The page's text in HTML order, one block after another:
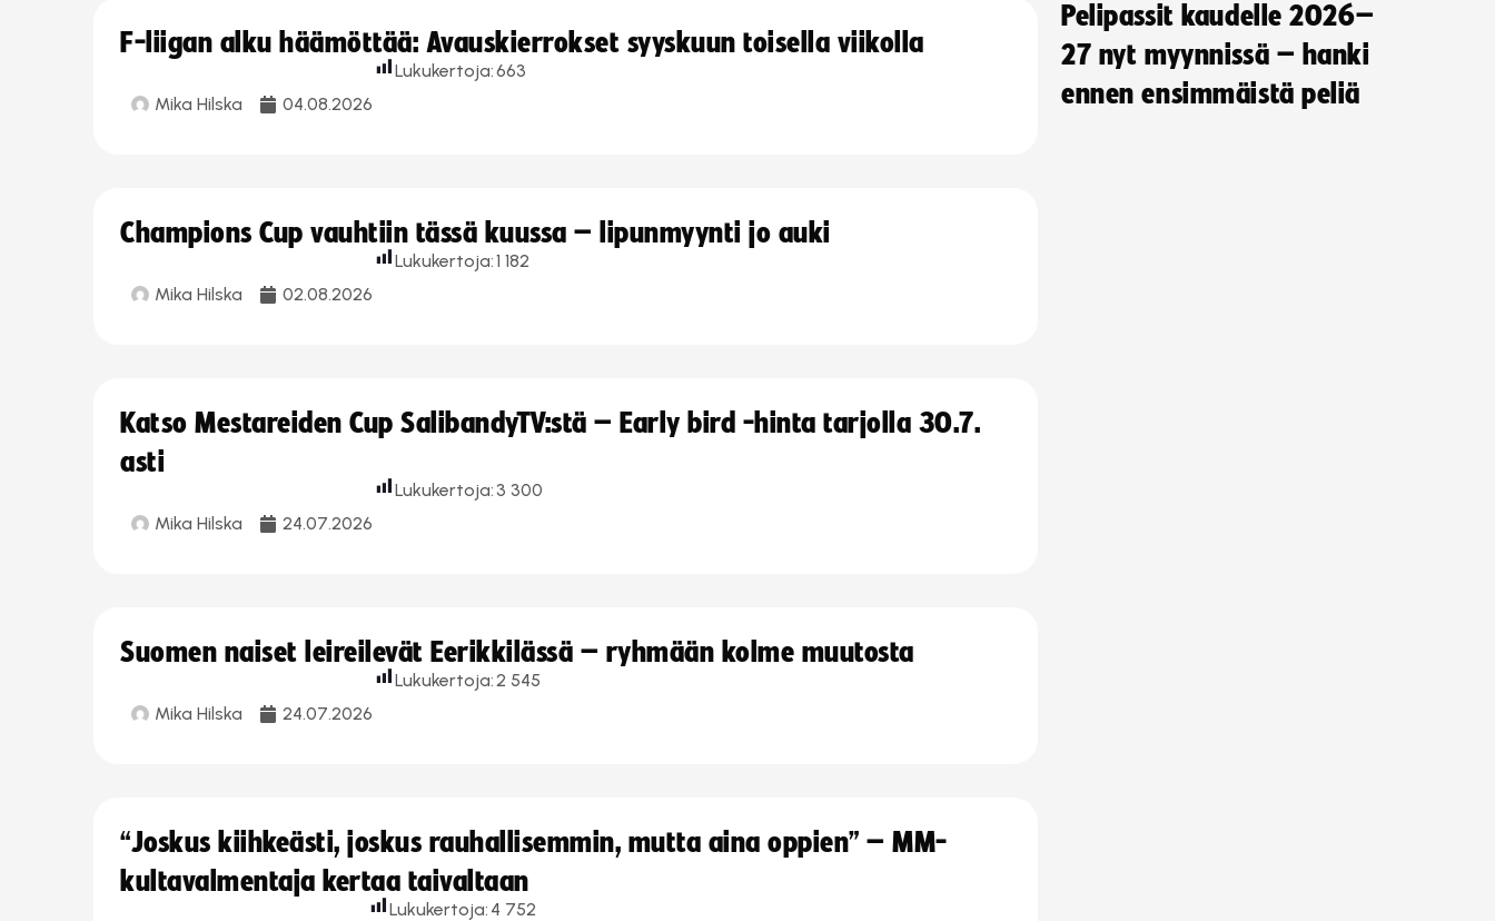
F-liigan alku häämöttää: Avauskierrokset syyskuun toisella viikolla
Mika Hilska 04.08.2026
Lukukertoja:663
Champions Cup vauhtiin tässä kuussa – lipunmyynti jo auki
Mika Hilska 02.08.2026
Lukukertoja:1 182
Katso Mestareiden Cup SalibandyTV:stä – Early bird -hinta tarjolla 30.7.
asti
Mika Hilska 24.07.2026
Lukukertoja: 3 300
Suomen naiset leireilevät Eerikkilässä – ryhmään kolme muutosta
Mika Hilska 24.07.2026
Lukukertoja:2 545
“Joskus kiihkeästi, joskus rauhallisemmin, mutta aina oppien” – MM-
kultavalmentaja kertaa taivaltaan
Lukukertoja: 4 752
Pelipassit kaudelle 2026–
27 nyt myynnissä – hanki
ennen ensimmäistä peliä